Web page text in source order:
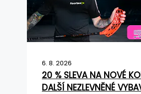
6. 8. 2026
20 % SLEVA NA NOVÉ
DALŠÍ NEZLEVNĚNÉ